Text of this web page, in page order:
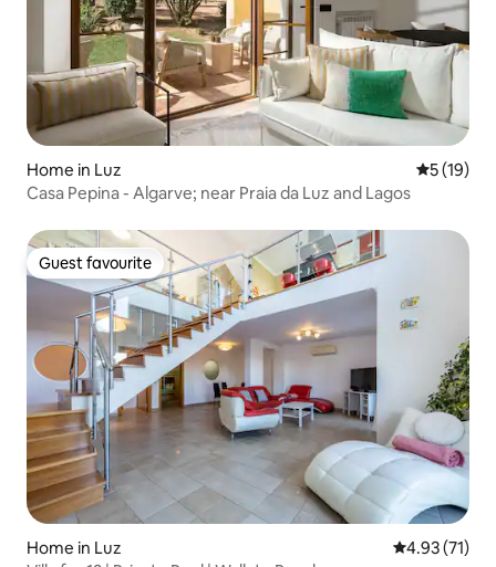
Home in Luz 5 out of 5
5 (19)
Casa Pepina - Algarve; near Praia da Luz and Lagos
Guest favourite
Guest favourite
Home in Luz 4.93 out of 5
4.93 (71)